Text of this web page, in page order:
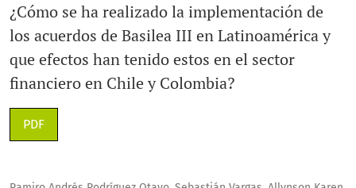
¿Cómo se ha realizado la implementación de
los acuerdos de Basilea III en Latinoamérica y
que efectos han tenido estos en el sector
financiero en Chile y Colombia?
PDF